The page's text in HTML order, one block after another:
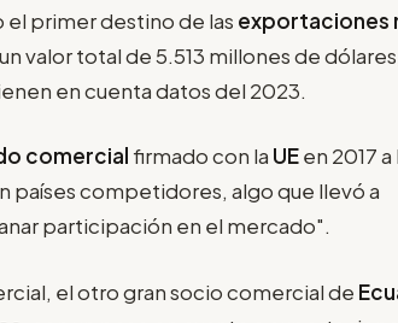
el primer destino de las exportaciones
valor total de 5.513 millones de
en cuenta datos del 2023.
comercial firmado con la UEen 2017 a
países competidores, algo que llevó a
participación en el mercado".
el otro gran socio comercial de